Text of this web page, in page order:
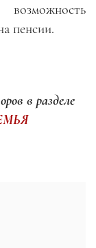
пенсии.
в разделе